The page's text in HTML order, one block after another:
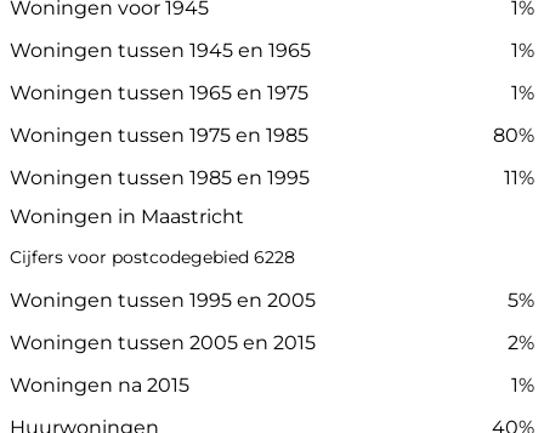
Woningen voor 1945
1%
Woningen tussen 1945 en 1965
1%
Woningen tussen 1965 en 1975
1%
Woningen tussen 1975 en 1985
80%
Woningen tussen 1985 en 1995
11%
Woningen in Maastricht
Cijfers voor postcodegebied 6228
Woningen tussen 1995 en 2005
5%
Woningen tussen 2005 en 2015
2%
Woningen na 2015
1%
Huurwoningen
40%